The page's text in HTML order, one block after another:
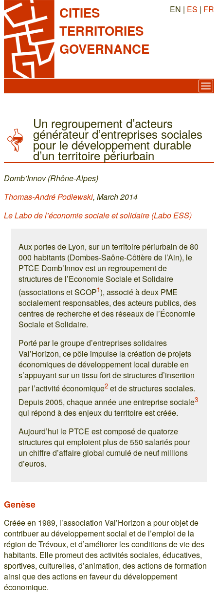
CITIES
TERRITORIES
GOVERNANCE
EN | ES | FR
Un regroupement d’acteurs
générateur d’entreprises sociales
pour le développement durable
d’un territoire périurbain
Domb’Innov (Rhône-Alpes)
Thomas-André Podlewski, March 2014
Le Labo de l’économie sociale et solidaire (Labo ESS)
Aux portes de Lyon, sur un territoire périurbain de 80
000 habitants (Dombes-Saône-Côtière de l’Ain), le
PTCE Domb’Innov est un regroupement de
structures de l’Economie Sociale et Solidaire
(associations et SCOP1), associé à deux PME
socialement responsables, des acteurs publics, des
centres de recherche et des réseaux de l’Économie
Sociale et Solidaire.
Porté par le groupe d’entreprises solidaires
Val’Horizon, ce pôle impulse la création de projets
économiques de développement local durable en
s’appuyant sur un tissu fort de structures d’insertion
par l’activité économique2 et de structures sociales.
Depuis 2005, chaque année une entreprise sociale3
qui répond à des enjeux du territoire est créée.
Aujourd’hui le PTCE est composé de quatorze
structures qui emploient plus de 550 salariés pour
un chiffre d’affaire global cumulé de neuf millions
d’euros.
Genèse
Créée en 1989, l’association Val’Horizon a pour objet de
contribuer au développement social et de l’emploi de la
région de Trévoux, et d’améliorer les conditions de vie des
habitants. Elle promeut des activités sociales, éducatives,
sportives, culturelles, d’animation, des actions de formation
ainsi que des actions en faveur du développement
économique.